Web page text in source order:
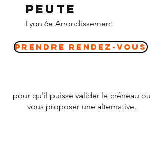
peute
Lyon 6e Arrondissement
Prendre Rendez-vous
pour qu'il puisse valider le créneau ou
vous proposer une alternative.